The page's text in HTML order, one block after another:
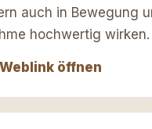
auch in Bewegung
hochwertig wirken.
öffnen